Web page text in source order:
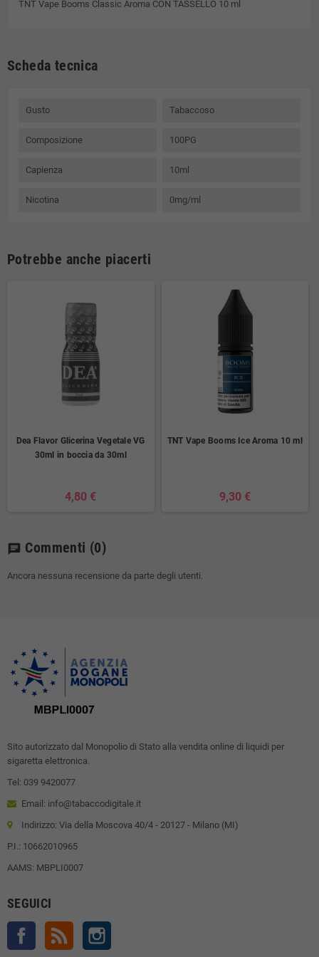
TNT Vape Booms Classic Aroma CON TASSELLO 10 ml
Scheda tecnica
Gusto Tabaccoso
Composizione 100PG
Capienza 10ml
Nicotina 0mg/ml
Potrebbe anche piacerti
Dea Flavor Glicerina Vegetale VG
30ml in boccia da 30ml
4,80 €
TNT Vape Booms Ice Aroma 10 ml
9,30 €
chat Commenti (0)
Ancora nessuna recensione da parte degli utenti.
Sito autorizzato dal Monopolio di Stato alla vendita online di liquidi per
sigaretta elettronica.
Tel: 039 9420077
Email: info@tabaccodigitale.it
Indirizzo: Via della Moscova 40/4 - 20127 - Milano (MI)
P.I.: 10662010965
AAMS: MBPLI0007
SEGUICI
Facebook Rss